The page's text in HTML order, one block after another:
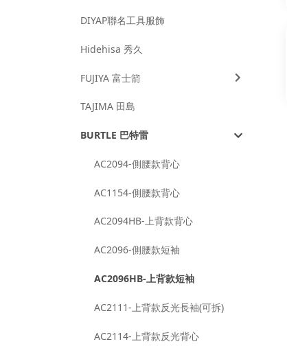
DIYAP聯名工具服飾
Hidehisa 秀久
FUJIYA 富士箭
TAJIMA 田島
BURTLE 巴特雷
AC2094-側腰款背心
AC1154-側腰款背心
AC2094HB-上背款背心
AC2096-側腰款短袖
AC2096HB-上背款短袖
AC2111-上背款反光長袖(可拆)
AC2114-上背款反光背心